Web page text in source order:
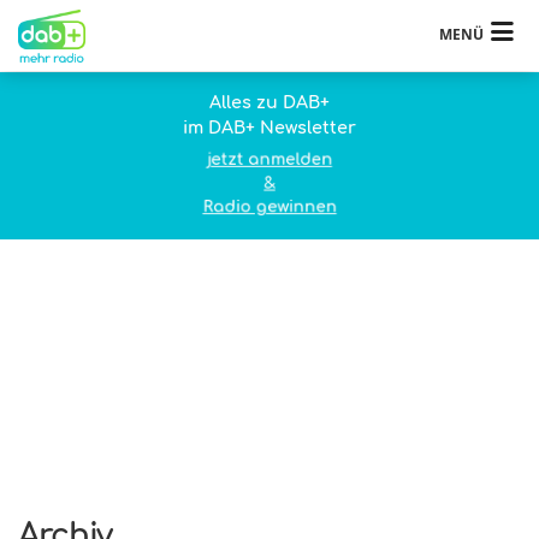
MENÜ
Alles zu DAB+
im DAB+ Newsletter
jetzt anmelden
&
Radio gewinnen